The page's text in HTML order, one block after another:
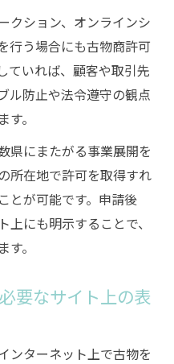
クション、オンラインシ
行う場合にも古物商許可
ていれば、顧客や取引先
ル防止や法令遵守の観点
。
県にまたがる事業展開を
所在地で許可を取得すれ
とが可能です。申請後
にも明示することで、
。
要なサイト上の表
ンターネット上で古物を